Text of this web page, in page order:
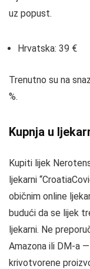
uz popust.
Hrvatska: 39 €
Trenutno su na
%.
Kupnja u
Kupiti lijek
ljekarni
običnim online
budući da se lijek
ljekarni. Ne
Amazona ili DM-a
krivotvorene